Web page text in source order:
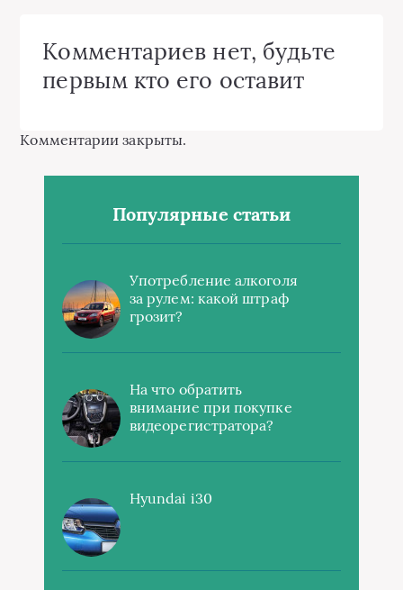
Комментариев нет, будьте
первым кто его оставит
Комментарии закрыты.
Популярные статьи
Употребление алкоголя
за рулем: какой штраф
грозит?
На что обратить
внимание при покупке
видеорегистратора?
Hyundai i30